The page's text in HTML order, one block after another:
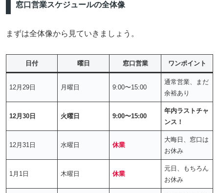
窓口営業スケジュールの全体像
まずは全体像から見ていきましょう。
日付 曜日 窓口営業 ワンポイント
12月29日 月曜日 9:00〜15:00
通常営業、まだ
余裕あり
12月30日 火曜日 9:00〜15:00
年内ラストチャ
ンス！
12月31日 水曜日 休業
大晦日、窓口は
お休み
1月1日 木曜日 休業
元日、もちろん
お休み